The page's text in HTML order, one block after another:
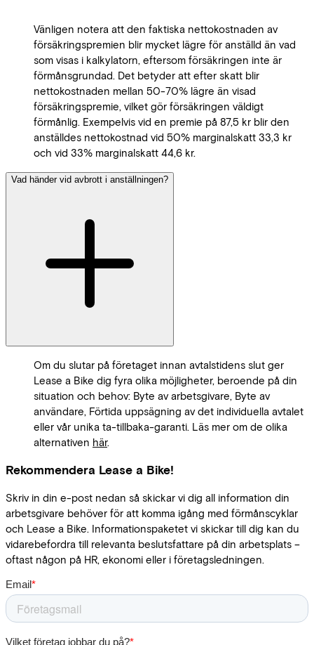
Vänligen notera att den faktiska nettokostnaden av
försäkringspremien blir mycket lägre för anställd än vad
som visas i kalkylatorn, eftersom försäkringen inte är
förmånsgrundad. Det betyder att efter skatt blir
nettokostnaden mellan 50-70% lägre än visad
försäkringspremie, vilket gör försäkringen väldigt
förmånlig. Exempelvis vid en premie på 87,5 kr blir den
anställdes nettokostnad vid 50% marginalskatt 33,3 kr
och vid 33% marginalskatt 44,6 kr.
Vad händer vid avbrott i anställningen?
Om du slutar på företaget innan avtalstidens slut ger
Lease a Bike dig fyra olika möjligheter, beroende på din
situation och behov: Byte av arbetsgivare, Byte av
användare, Förtida uppsägning av det individuella avtalet
eller vår unika ta-tillbaka-garanti. Läs mer om de olika
alternativen här.
Rekommendera Lease a Bike!
Skriv in din e-post nedan så skickar vi dig all information din
arbetsgivare behöver för att komma igång med förmånscyklar
och Lease a Bike. Informationspaketet vi skickar till dig kan du
vidarebefordra till relevanta beslutsfattare på din arbetsplats –
oftast någon på HR, ekonomi eller i företagsledningen.